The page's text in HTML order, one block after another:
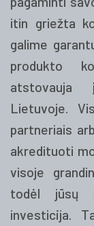
itin griežta
galime
produkto
atstovauja
Lietuvoje.
partneriais
akredituoti
visoje
todėl jūsų
investicija.